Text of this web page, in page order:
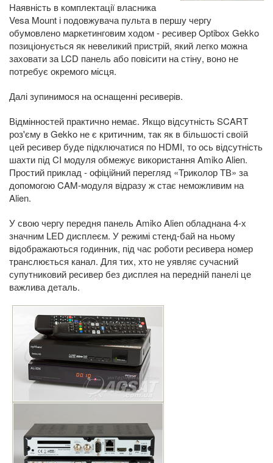
Наявність в комплектації власника
Vesa Mount і подовжувача пульта в першу чергу
обумовлено маркетинговим ходом - ресивер Optibox Gekko
позиціонується як невеликий пристрій, який легко можна
заховати за LCD панель або повісити на стіну, воно не
потребує окремого місця.
Далі зупинимося на оснащенні ресиверів.
Відмінностей практично немає. Якщо відсутність SCART
роз'єму в Gekko не є критичним, так як в більшості своїй
цей ресивер буде підключатися по HDMI, то ось відсутність
шахти під CI модуля обмежує використання Amiko Alien.
Простий приклад - офіційний перегляд «Триколор ТВ» за
допомогою CAM-модуля відразу ж стає неможливим на
Alien.
У свою чергу передня панель Amiko Alien обладнана 4-х
значним LED дисплеєм. У режимі стенд-бай на ньому
відображаються годинник, під час роботи ресивера номер
транслюється канал. Для тих, хто не уявляє сучасний
супутниковий ресивер без дисплея на передній панелі це
важлива деталь.